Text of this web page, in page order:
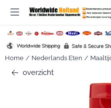
Cookievoorkeuren zijn
Home / Nederlands Eten /
overzicht